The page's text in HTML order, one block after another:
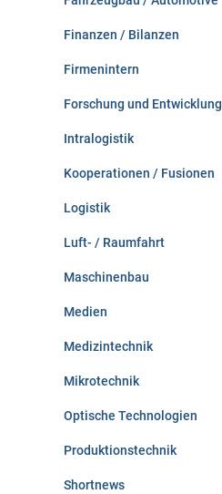
Finanzen / Bilanzen
Firmenintern
Forschung und Entwicklung
Intralogistik
Kooperationen / Fusionen
Logistik
Luft- / Raumfahrt
Maschinenbau
Medien
Medizintechnik
Mikrotechnik
Optische Technologien
Produktionstechnik
Shortnews